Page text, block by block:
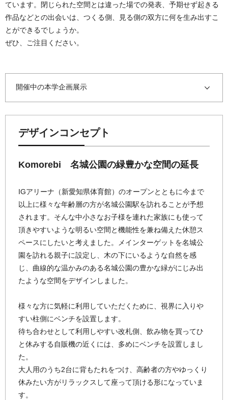
ています。閉じられた空間とは違った場での発表、予期せず起きる
作品などとの出会いは、つくる側、見る側の双方に何を生み出すこ
とができるでしょうか。
ぜひ、ご注目ください。
開催中の本学企画展示
デザインコンセプト
Komorebi 名城公園の緑豊かな空間の延長
IGアリーナ（新愛知県体育館）のオープンとともに今まで
以上に様々な年齢層の方が名城公園駅を訪れることが予想
されます。そんな中小さなお子様を連れた家族にも使って
頂きやすいような明るい空間と機能性を兼ね備えた休憩ス
ペースにしたいと考えました。メインターゲットを名城公
園を訪れる親子に設定し、木の下にいるような自然を感
じ、曲線的な温かみのある名城公園の豊かな緑がにじみ出
たような空間をデザインしました。
様々な方に気軽に利用していただくために、視界に入りや
すい柱側にベンチを設置します。
待ち合わせとして利用しやすい改札側、飲み物を買ってひ
と休みする自販機の近くには、多めにベンチを設置しまし
た。
大人用のうち2台に背もたれをつけ、高齢者の方やゆっくり
休みたい方がリラックスして座って頂ける形になっていま
す。